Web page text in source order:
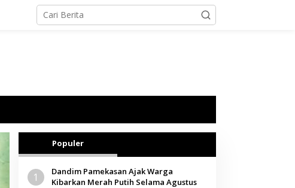
Populer
1
Dandim Pamekasan Ajak Warga
Kibarkan Merah Putih Selama Agustus